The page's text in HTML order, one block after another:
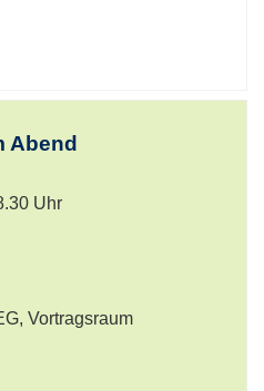
Abend
Uhr
Vortragsraum